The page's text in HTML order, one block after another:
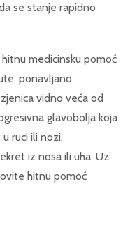
se stanje rapidno
medicinsku pomoć
ponavljano
vidno veća od
glavobolja koja
ruci ili nozi,
iz nosa ili uha. Uz
hitnu pomoć